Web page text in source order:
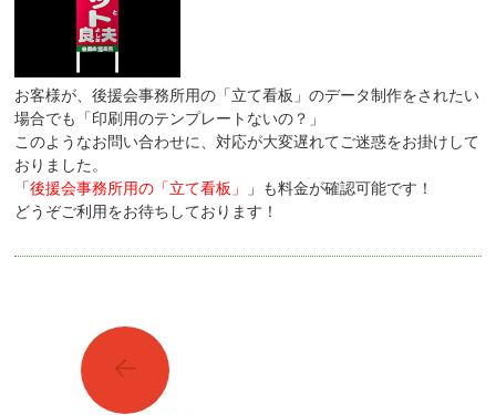
お客様が、後援会事務所用の「立て看板」のデータ制作をされたい
場合でも「印刷用のテンプレートないの？」
このようなお問い合わせに、対応が大変遅れてご迷惑をお掛けして
おりました。
「後援会事務所用の「立て看板」
」も料金が確認可能です！
どうぞご利用をお待ちしております！
←